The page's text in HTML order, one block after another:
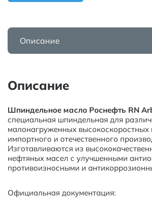
Описание
Описание
Шпиндельное масло Роснефть RN
специальная шпиндельная для
малонагруженных высокоскоростных
импортного и отечественного
Изготавливаются из
нефтяных масел с улучшенными
противоизносными и
Официальная документация: